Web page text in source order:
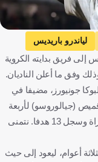
لياندرو باريديس
إلى فريق بدايته الكروية
وفق ما أعلن الناديان.
جونيورز، مضيفا في
(جيالوروسو) لأربعة
مواسم (على مرحلتين)، شارك خلالها في 135 مباراة وسجل 13 هدفا. نتمنى
لثلاثة أعوام، ليعود إلى حيث